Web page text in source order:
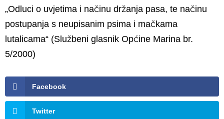
„Odluci o uvjetima i načinu držanja pasa, te načinu
postupanja s neupisanim psima i mačkama
lutalicama“ (Službeni glasnik Općine Marina br.
5/2000)
Facebook
Twitter